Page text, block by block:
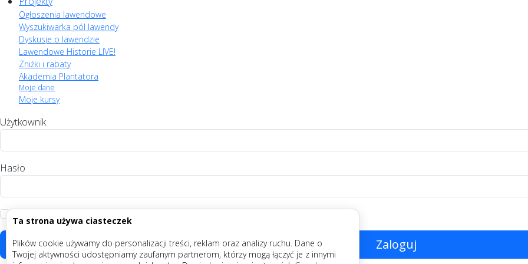
Ta strona używa ciasteczek
Plików cookie używamy do personalizacji treści, reklam oraz analizy ruchu. Dane o
Twojej aktywności udostępniamy zaufanym partnerom, którzy mogą łączyć je z innymi
Ogłoszenia lawendowe
Wyszukiwarka pól lawendy
Dyskusje o lawendzie
Lawendowe Historie LIVE!
Zniżki i rabaty
Akademia Plantatora
Moje dane
Moje kursy
Użytkownik
Hasło
Zaloguj